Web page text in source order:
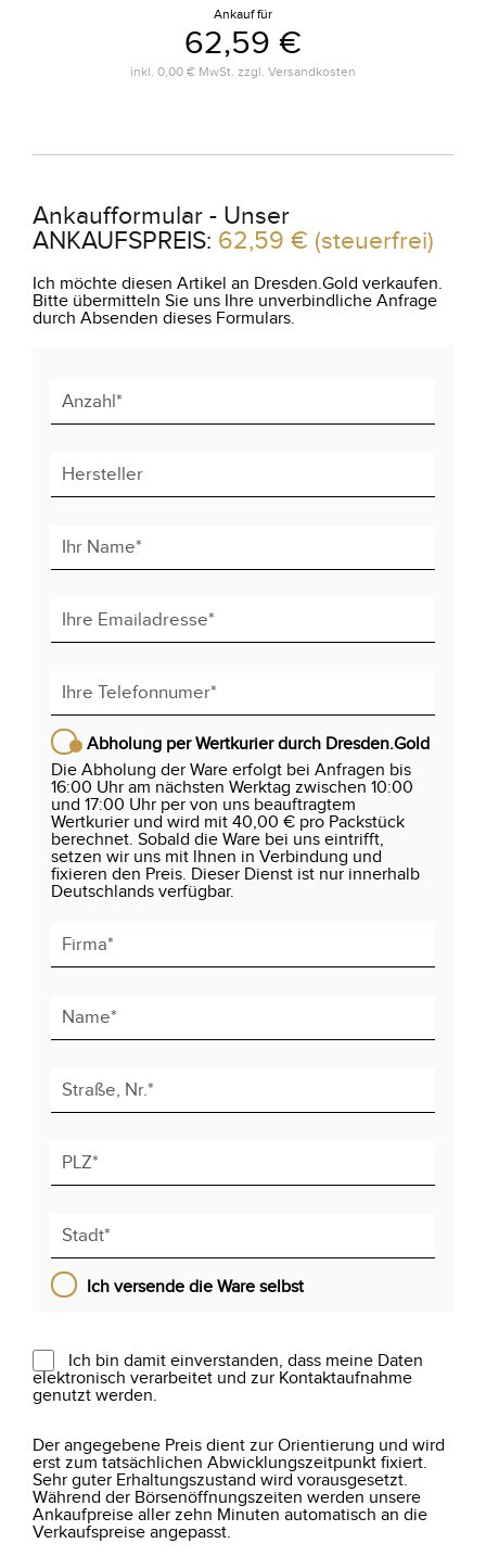
Ankauf für
62,59 €
inkl. 0,00 € MwSt. zzgl. Versandkosten
Ankaufformular - Unser
ANKAUFSPREIS: 62,59 € (steuerfrei)
Ich möchte diesen Artikel an Dresden.Gold verkaufen.
Bitte übermitteln Sie uns Ihre unverbindliche Anfrage
durch Absenden dieses Formulars.
Abholung per Wertkurier durch Dresden.Gold
Die Abholung der Ware erfolgt bei Anfragen bis
16:00 Uhr am nächsten Werktag zwischen 10:00
und 17:00 Uhr per von uns beauftragtem
Wertkurier und wird mit 40,00 € pro Packstück
berechnet. Sobald die Ware bei uns eintrifft,
setzen wir uns mit lhnen in Verbindung und
fixieren den Preis. Dieser Dienst ist nur innerhalb
Deutschlands verfügbar.
Ich versende die Ware selbst
Ich bin damit einverstanden, dass meine Daten
elektronisch verarbeitet und zur Kontaktaufnahme
genutzt werden.
Der angegebene Preis dient zur Orientierung und wird
erst zum tatsächlichen Abwicklungszeitpunkt fixiert.
Sehr guter Erhaltungszustand wird vorausgesetzt.
Während der Börsenöffnungszeiten werden unsere
Ankaufpreise aller zehn Minuten automatisch an die
Verkaufspreise angepasst.